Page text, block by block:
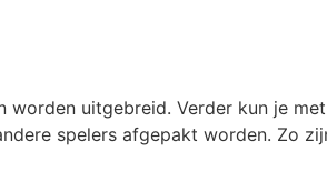
uitgebreid. Verder kun je
spelers afgepakt worden. Zo